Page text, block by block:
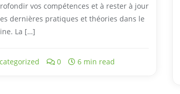
vos compétences et à rester à jour
dernières pratiques et théories dans le
La […]
0 6 min read